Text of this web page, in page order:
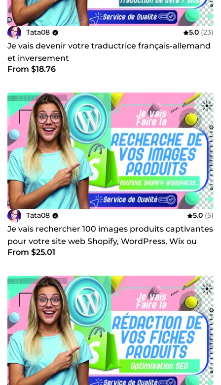
Tata08 5.0 (23)
Je vais devenir votre traductrice français-allemand
et inversement
From $18.76
Tata08 5.0 (5)
Je vais rechercher 100 images produits captivantes
pour votre site web Shopify, WordPress, Wix ou
PrestaShop
From $25.01